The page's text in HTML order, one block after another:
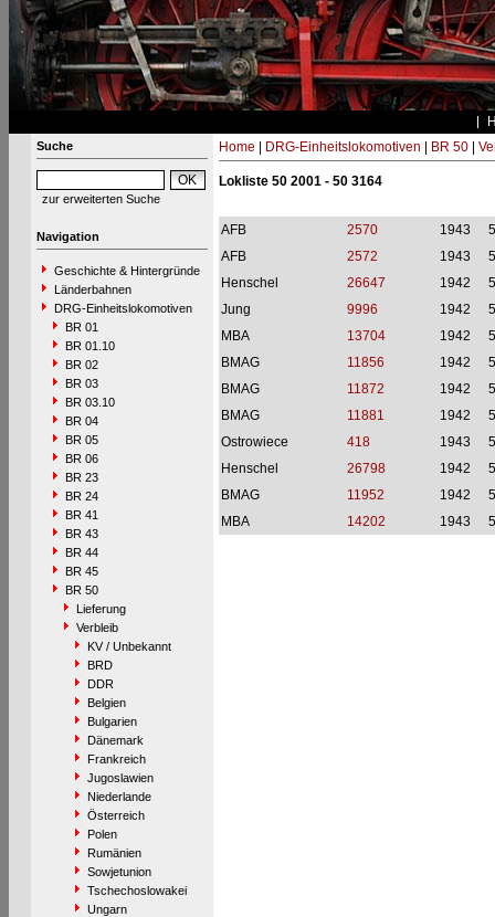
Suche
zur erweiterten Suche
Navigation
Geschichte & Hintergründe
Länderbahnen
DRG-Einheitslokomotiven
BR 01
BR 01.10
BR 02
BR 03
BR 03.10
BR 04
BR 05
BR 06
BR 23
BR 24
BR 41
BR 43
BR 44
BR 45
BR 50
Lieferung
Verbleib
KV / Unbekannt
BRD
DDR
Belgien
Bulgarien
Dänemark
Frankreich
Jugoslawien
Niederlande
Österreich
Polen
Rumänien
Sowjetunion
Tschechoslowakei
Ungarn
Home DRG-Einheitslokomotiven BR 50|
Lokliste 50 2001 - 50 3164
AFB 2570 1943
AFB
2572 1943
Henschel
26647 1942
Jung
9996 1942
MBA
13704 1942
BMAG
11856 1942
BMAG
11872 1942
BMAG
11881 1942
Ostrowiece
418 1943
Henschel
26798 1942
BMAG
11952 1942
MBA
14202 1943